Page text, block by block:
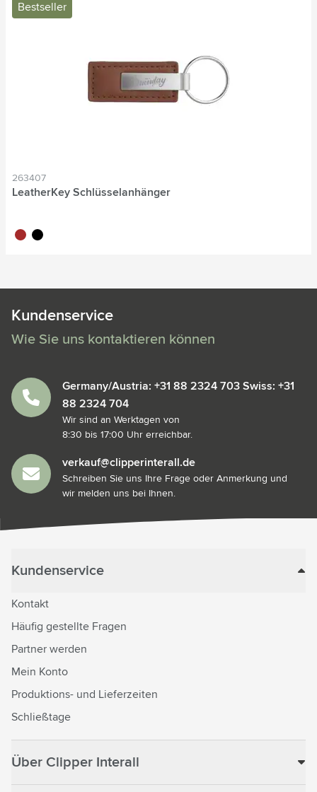
Bestseller
263407
LeatherKey Schlüsselanhänger
brun noir
Kundenservice
Wie Sie uns kontaktieren können
Germany/Austria: +31 88 2324 703 Swiss: +31
88 2324 704
Wir sind an Werktagen von
8:30 bis 17:00 Uhr erreichbar.
verkauf@clipperinterall.de
Schreiben Sie uns Ihre Frage oder Anmerkung und
wir melden uns bei Ihnen.
Kundenservice
Kontakt
Häufig gestellte Fragen
Partner werden
Mein Konto
Produktions- und Lieferzeiten
Schließtage
Über Clipper Interall